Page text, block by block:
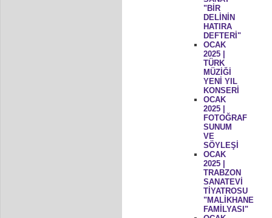
"BİR
DELİNİN
HATIRA
DEFTERİ"
OCAK
2025 |
TÜRK
MÜZİĞİ
YENİ YIL
KONSERİ
OCAK
2025 |
FOTOĞRAF
SUNUM
VE
SÖYLEŞİ
OCAK
2025 |
TRABZON
SANATEVİ
TİYATROSU
"MALİKHANE
FAMİLYASI"